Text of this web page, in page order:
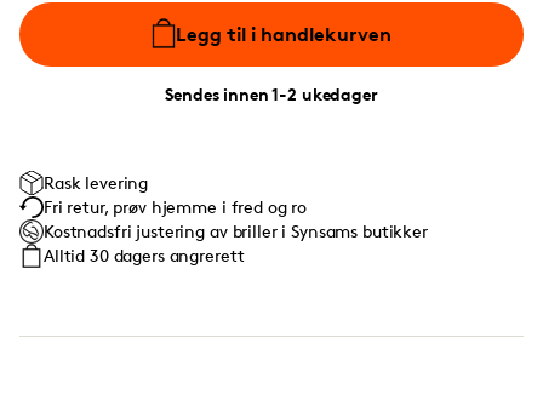
Legg til i handlekurven
Sendes innen 1-2 ukedager
Rask levering
Fri retur, prøv hjemme i fred og ro
Kostnadsfri justering av briller i Synsams butikker
Alltid 30 dagers angrerett